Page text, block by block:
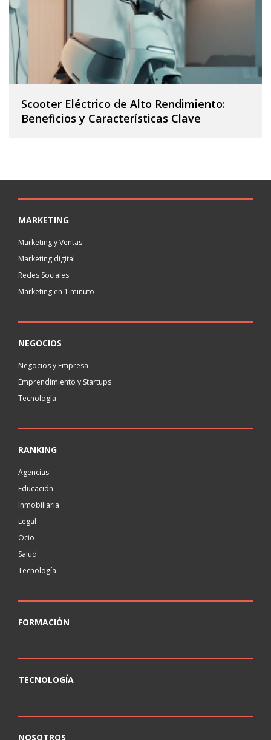
Scooter Eléctrico de Alto Rendimiento:
Beneficios y Características Clave
MARKETING
Marketing y Ventas
Marketing digital
Redes Sociales
Marketing en 1 minuto
NEGOCIOS
Negocios y Empresa
Emprendimiento y Startups
Tecnología
RANKING
Agencias
Educación
Inmobiliaria
Legal
Ocio
Salud
Tecnología
FORMACIÓN
TECNOLOGÍA
NOSOTROS